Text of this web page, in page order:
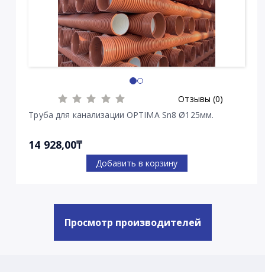
Отзывы (0)
Труба для канализации OPTIMA Sn8 Ø125мм.
14 928,00₸
Добавить в корзину
Просмотр производителей